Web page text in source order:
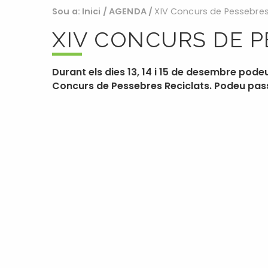
Sou a: Inici /AGENDA / XIV Concurs de
XIV CONCURS DE
Durant els dies 13, 14 i 15 de desembre
Concurs de Pessebres Reciclats. Podeu